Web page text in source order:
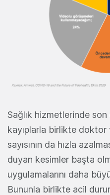
Sağlık hizmetlerinde
kayıplarla birlikte doktor
sayısının da hızla
duyan kesimler başta
uygulamalarını daha
Bununla birlikte acil